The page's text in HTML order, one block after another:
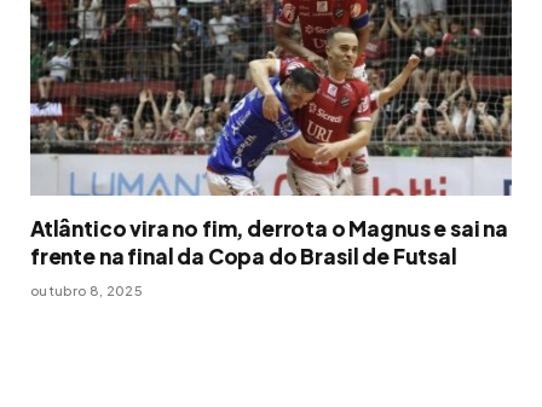
Atlântico vira no fim, derrota o Magnus e sai na
frente na final da Copa do Brasil de Futsal
outubro 8, 2025